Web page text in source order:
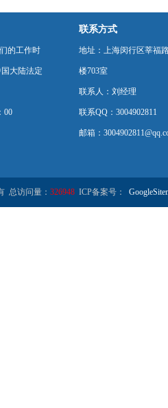
的工作时
大陆法定
00
联系方式
地址：上海闵行区莘福
楼703室
联系人：刘经理
联系QQ：3004902811
邮箱：
总访问量： 326948 ICP备案号：